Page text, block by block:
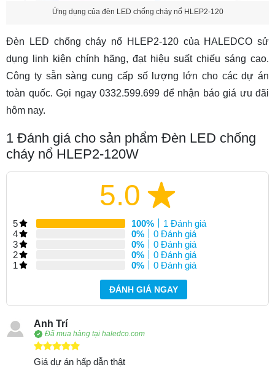
Ứng dụng của đèn LED chống cháy nổ HLEP2-120
Đèn LED chống cháy nổ HLEP2-120 của HALEDCO sử
dụng linh kiện chính hãng, đạt hiệu suất chiếu sáng cao.
Công ty sẵn sàng cung cấp số lượng lớn cho các dự án
toàn quốc. Gọi ngay 0332.599.699 để nhận báo giá ưu đãi
hôm nay.
1 Đánh giá cho sản phẩm Đèn LED chống
cháy nổ HLEP2-120W
5.0
5 100%
1 Đánh giá
4
0%
0 Đánh giá
3
0%
0 Đánh giá
2
0%
0 Đánh giá
1
0% 0 Đánh giá
ĐÁNH GIÁ NGAY
Anh Trí
Đã mua hàng tại haledco.com
Giá dự án hấp dẫn thật